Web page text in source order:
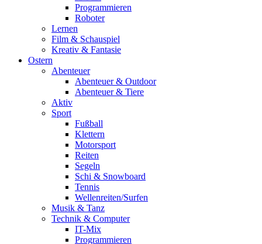
Programmieren
Roboter
Lernen
Film & Schauspiel
Kreativ & Fantasie
Ostern
Abenteuer
Abenteuer & Outdoor
Abenteuer & Tiere
Aktiv
Sport
Fußball
Klettern
Motorsport
Reiten
Segeln
Schi & Snowboard
Tennis
Wellenreiten/Surfen
Musik & Tanz
Technik & Computer
IT-Mix
Programmieren